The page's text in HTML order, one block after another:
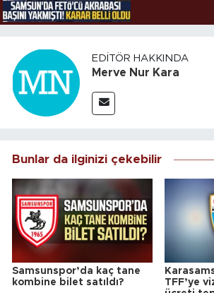
EDITÖR HAKKINDA
Merve Nur Kara
Bunlar da ilginizi çekebilir
Samsunspor’da kaç tane
kombine bilet satıldı?
TFF’ye